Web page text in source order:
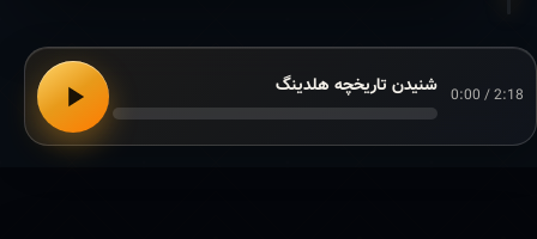
0:00 / 2:18 شنیدن تاریخچه هلدینگ